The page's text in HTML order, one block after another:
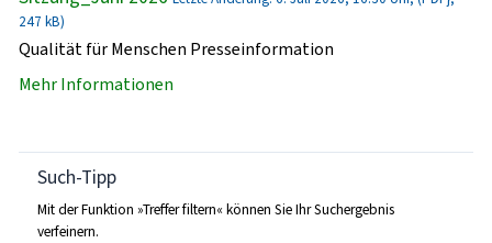
247 kB)
Qualität für Menschen Presseinformation
Mehr Informationen
Such-Tipp
Mit der Funktion »Treffer filtern« können Sie Ihr Suchergebnis
verfeinern.